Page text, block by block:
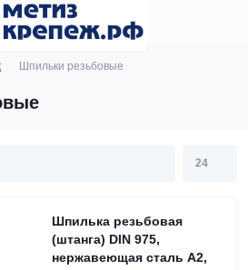
Шпильки резьбовые
Шпилька резьбовая
(штанга) DIN 975,
нержавеющая сталь А2,